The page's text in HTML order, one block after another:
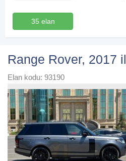
35 elan
Range Rover, 2017 il
Elan kodu: 93190